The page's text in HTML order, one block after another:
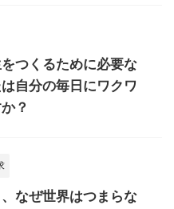
つくるために必要な
自分の毎日にワクワ
？
なぜ世界はつまらな